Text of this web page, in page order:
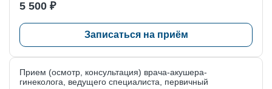
Лечение диспареунии
Лечение послеродового растяжения мышц влагалища
Лечение стрессового недержания мочи легкой и средней
степени
5 500 ₽
Записаться на приём
Прием (осмотр, консультация) врача-акушера-
гинеколога, ведущего специалиста, первичный